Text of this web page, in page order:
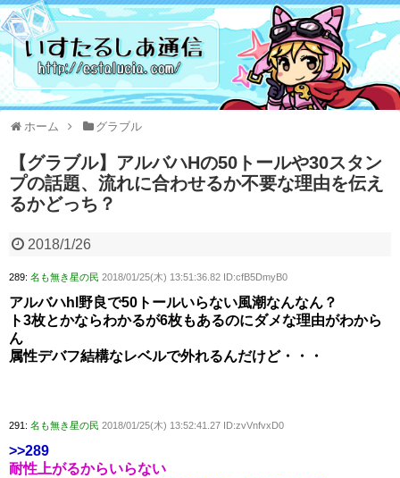
ホーム グラブル
【グラブル】アルバハHの50トールや30スタン
プの話題、流れに合わせるか不要な理由を伝え
るかどっち？
2018/1/26
289: 名も無き星の民 2018/01/25(木) 13:51:36.82 ID:cfB5DmyB0
アルバハhl野良で50トールいらない風潮なんなん？
ト3枚とかならわかるが6枚もあるのにダメな理由がわから
ん
属性デバフ結構なレベルで外れるんだけど・・・
291: 名も無き星の民 2018/01/25(木) 13:52:41.27 ID:zvVnfvxD0
>>289
耐性上がるからいらない